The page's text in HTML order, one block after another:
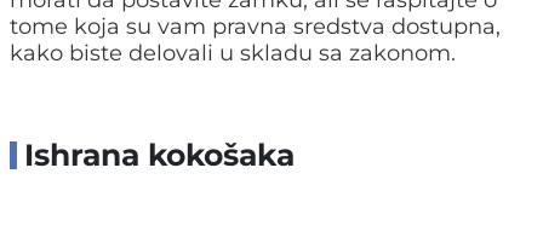
tome koja su vam pravna sredstva dostupna,
kako biste delovali u skladu sa zakonom.
Ishrana kokošaka